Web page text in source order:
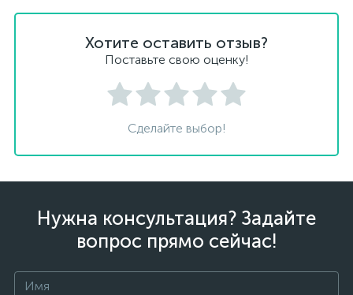
Хотите оставить отзыв?
Поставьте свою оценку!
Сделайте выбор!
Нужна консультация? Задайте
вопрос прямо сейчас!